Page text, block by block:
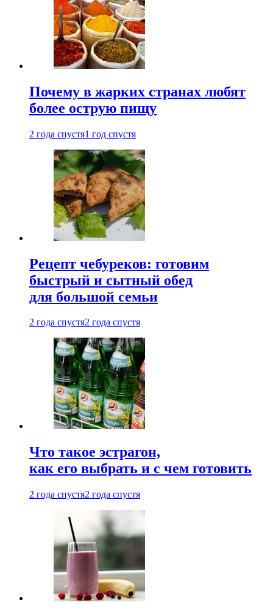
Почему в жарких странах любят
более острую пищу
2 года спустя1 год спустя
Рецепт чебуреков: готовим
быстрый и сытный обед
для большой семьи
2 года спустя2 года спустя
Что такое эстрагон,
как его выбрать и с чем готовить
2 года спустя2 года спустя